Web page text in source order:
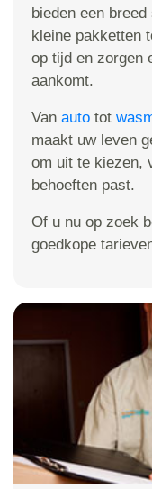
bieden een
kleine pakketten
op tijd en zorgen
aankomt.
Van auto tot
maakt uw leven
om uit te kiezen,
behoeften past.
Of u nu op zoek
goedkope